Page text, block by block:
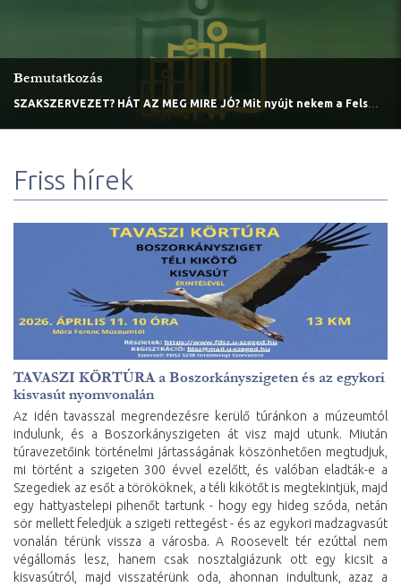
Bemutatkozás
Friss hírek
TAVASZI KÖRTÚRA a Boszorkányszigeten és az egykori
kisvasút nyomvonalán
Az idén tavasszal megrendezésre kerülő túránkon a múzeumtól
indulunk, és a Boszorkányszigeten át visz majd utunk. Miután
túravezetőink történelmi jártasságának köszönhetően megtudjuk,
mi történt a szigeten 300 évvel ezelőtt, és valóban eladták-e a
Szegediek az esőt a törököknek, a téli kikötőt is megtekintjük, majd
egy hattyastelepi pihenőt tartunk - hogy egy hideg szóda, netán
sör mellett feledjük a szigeti rettegést - és az egykori madzagvasút
vonalán térünk vissza a városba. A Roosevelt tér ezúttal nem
végállomás lesz, hanem csak nosztalgiázunk ott egy kicsit a
kisvasútról, majd visszatérünk oda, ahonnan indultunk, azaz a